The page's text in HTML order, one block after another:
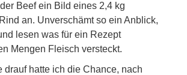
Beef ein Bild eines 2,4 kg
an. Unverschämt so ein Anblick,
lesen was für ein Rezept
Mengen Fleisch versteckt.
drauf hatte ich die Chance, nach